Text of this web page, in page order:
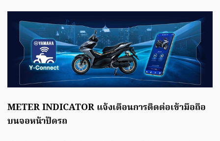
METER INDICATOR แจ้งเตือนการติดต่อเข้ามือถือ
บนจอหน้าปัดรถ